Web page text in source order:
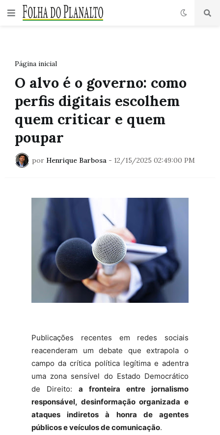
Página inicial
O alvo é o governo: como
perfis digitais escolhem
quem criticar e quem
poupar
por Henrique Barbosa - 12/15/2025 02:49:00 PM
Publicações recentes em redes sociais
reacenderam um debate que extrapola o
campo da crítica política legítima e adentra
uma zona sensível do Estado Democrático
de Direito: a fronteira entre jornalismo
responsável, desinformação organizada e
ataques indiretos à honra de agentes
públicos e veículos de comunicação.